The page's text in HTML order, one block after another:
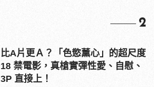
2
比A片更Ａ？「色慾薰心」的超尺度
18 禁電影，真槍實彈性愛、自慰、
3P 直接上！